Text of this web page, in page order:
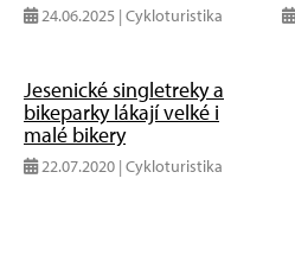
24.06.2025 | Cykloturistika
Jesenické singletreky a
bikeparky lákají velké i
malé bikery
22.07.2020 | Cykloturistika